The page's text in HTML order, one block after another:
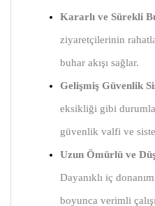
Kararlı ve Sürekli
ziyaretçilerinin
buhar akışı sağlar.
Gelişmiş Güvenlik
eksikliği gibi
güvenlik valfi ve
Uzun Ömürlü ve
Dayanıklı iç
boyunca verimli